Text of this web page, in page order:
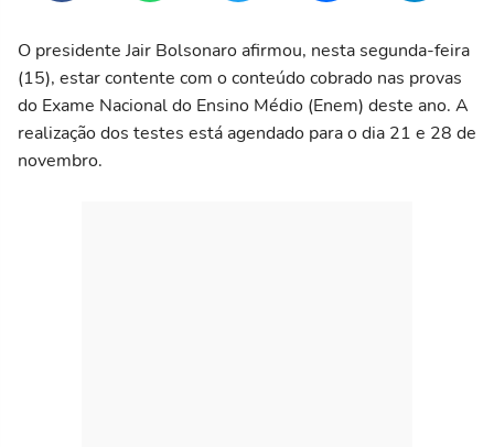
O presidente Jair Bolsonaro afirmou, nesta segunda-feira
(15), estar contente com o conteúdo cobrado nas provas
do Exame Nacional do Ensino Médio (Enem) deste ano. A
realização dos testes está agendado para o dia 21 e 28 de
novembro.